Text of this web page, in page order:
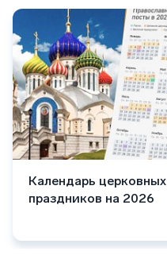
Календарь церковных
праздников на 2026